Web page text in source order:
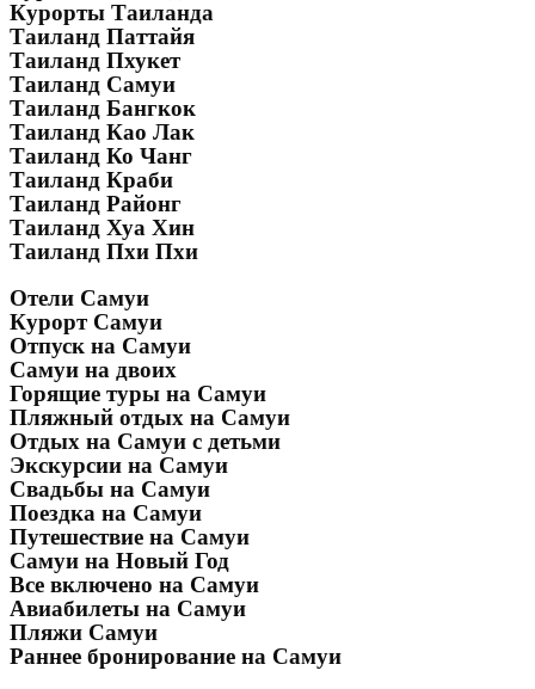
Курорты Таиланда
Таиланд Паттайя
Таиланд Пхукет
Таиланд Самуи
Таиланд Бангкок
Таиланд Као Лак
Таиланд Ко Чанг
Таиланд Краби
Таиланд Районг
Таиланд Хуа Хин
Таиланд Пхи Пхи
Отели Самуи
Курорт Самуи
Отпуск на Самуи
Самуи на двоих
Горящие туры на Самуи
Пляжный отдых на Самуи
Отдых на Самуи с детьми
Экскурсии на Самуи
Свадьбы на Самуи
Поездка на Самуи
Путешествие на Самуи
Самуи на Новый Год
Все включено на Самуи
Авиабилеты на Самуи
Пляжи Самуи
Раннее бронирование на Самуи